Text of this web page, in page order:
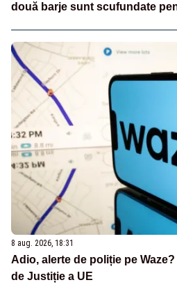
două barje sunt scufundate
8 aug. 2026, 18:31
Adio, alerte de poliție pe
de Justiție a UE